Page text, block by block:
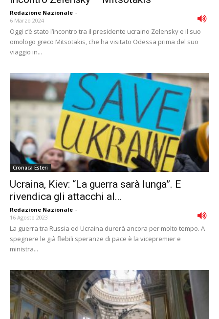
Redazione Nazionale -
6 Marzo 2024
Oggi c’è stato l’incontro tra il presidente ucraino Zelensky e il suo
omologo greco Mitsotakis, che ha visitato Odessa prima del suo
viaggio in...
Cronaca Esteri
Ucraina, Kiev: “La guerra sarà lunga”. E
rivendica gli attacchi al...
Redazione Nazionale -
16 Agosto 2023
La guerra tra Russia ed Ucraina durerà ancora per molto tempo. A
spegnere le già flebili speranze di pace è la vicepremier e
ministra...